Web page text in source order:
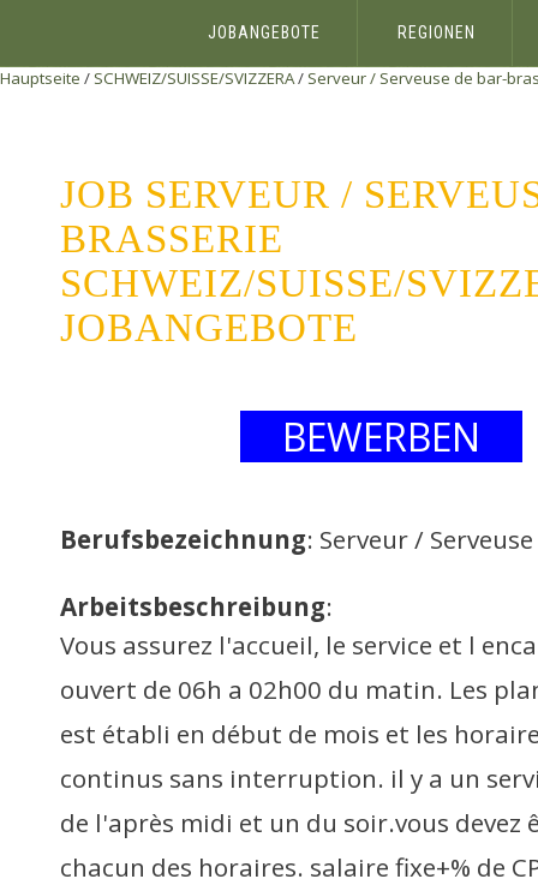
JOBANGEBOTE REGIONEN
Hauptseite / SCHWEIZ/SUISSE/SVIZZERA/ Serveur / Serveuse de bar-
JOB SERVEUR /
BRASSERIE
SCHWEIZ/SUISSE/
JOBANGEBOTE
BEWERBEN
Berufsbezeichnung: Serveur /
Arbeitsbeschreibung:
Vous assurez l'accueil, le service et l
ouvert de 06h a 02h00 du matin. Les
est établi en début de mois et les
continus sans interruption. il y a un
de l'après midi et un du soir.vous devez
chacun des horaires. salaire fixe+% de